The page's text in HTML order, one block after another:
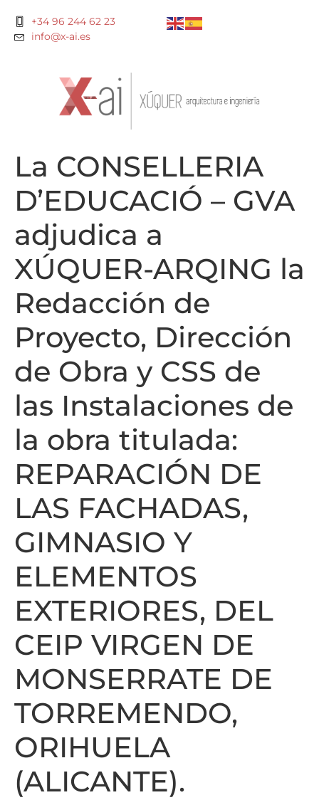
+34 96 244 62 23
info@x-ai.es
La CONSELLERIA
D’EDUCACIÓ – GVA
adjudica a
XÚQUER-ARQING la
Redacción de
Proyecto, Dirección
de Obra y CSS de
las Instalaciones de
la obra titulada:
REPARACIÓN DE
LAS FACHADAS,
GIMNASIO Y
ELEMENTOS
EXTERIORES, DEL
CEIP VIRGEN DE
MONSERRATE DE
TORREMENDO,
ORIHUELA
(ALICANTE).